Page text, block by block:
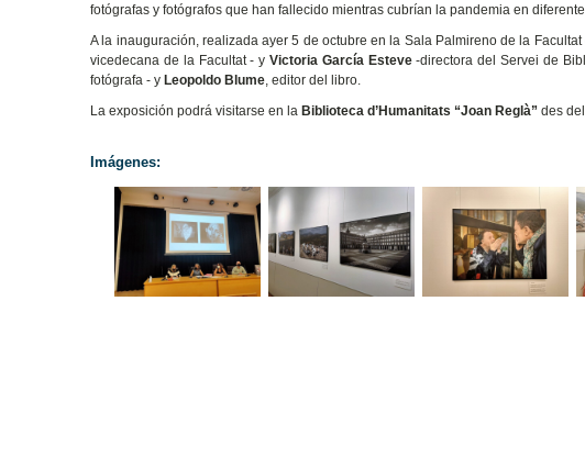
fotógrafas y fotógrafos que han fallecido mientras cubrían la pandemia en
A la inauguración, realizada ayer 5 de octubre en la Sala Palmireno de la
vicedecana de la Facultat - y Victoria García Esteve-directora del Servei de
fotógrafa - yLeopoldo Blume, editor del libro.
La exposición podrá visitarse en laBiblioteca d’Humanitats “Joan Reglà” des
Imágenes: